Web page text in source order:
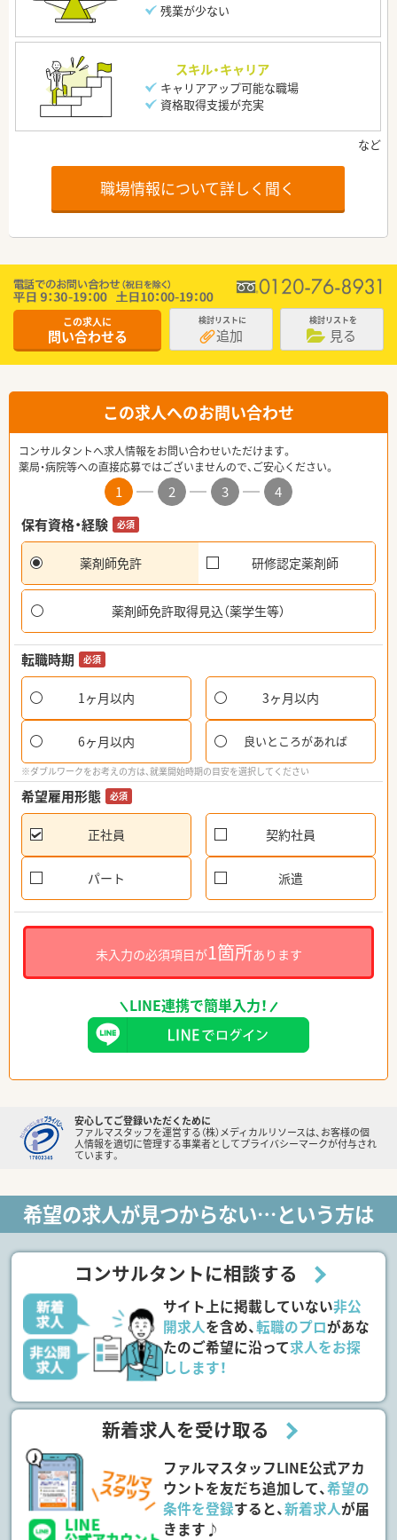
残業が少ない
スキル・キャリア
キャリアアップ可能な職場
資格取得支援が充実
職場情報について詳しく聞く
この求人に
問い合わせる
検討リストに
追加
検討リストを
見る
この求人へのお問い合わせ
コンサルタントへ求人情報をお問い合わせいただけます。
薬局・病院等への直接応募ではございませんので、ご安心ください。
1 2 3
4
保有資格・経験
必須
薬剤師免許 研修認定薬剤師
薬剤師免許取得見込（薬学生等）
転職時期 必須
1ヶ月以内 3ヶ月以内
6ヶ月以内 良いところがあれば
※ダブルワークをお考えの方は、就業開始時期の目安を選択してください
希望雇用形態 必須
正社員 契約社員
パート 派遣
未入力の必須項目が1箇所あります
LINE連携で簡単入力！
安心してご登録いただくために
ファルマスタッフを運営する（株）メディカルリソースは、お客様の個
人情報を適切に管理する事業者としてプライバシーマークが付与され
ています。
希望の求人が見つからない…という方は
コンサルタントに相談する
サイト上に掲載していない非公
開求人を含め、転職のプロがあな
たのご希望に沿って求人をお探
しします！
新着求人を受け取る
ファルマスタッフLINE公式アカ
ウントを友だち追加して、希望の
条件を登録すると、新着求人が届
きます♪